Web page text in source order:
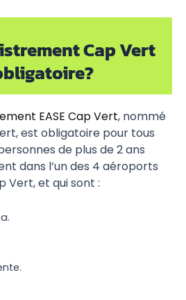
Cap Vert
EASE Cap Vert, nommé
est obligatoire pour tous
de plus de 2 ans
dans l’un des 4 aéroports
Vert, et qui sont :